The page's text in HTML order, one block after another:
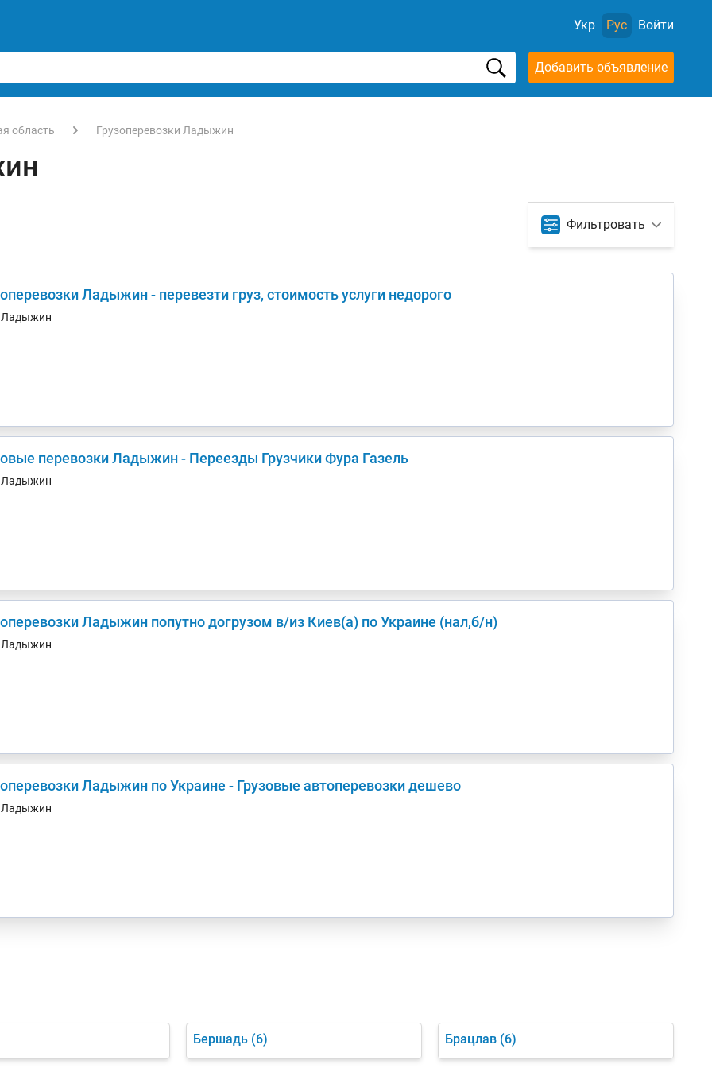
Укр Рус Войти
Добавить объявление
область Грузоперевозки Ладыжин
Фильтровать
Ладыжин - перевезти груз, стоимость услуги недорого
Ладыжин
перевозки Ладыжин - Переезды Грузчики Фура Газель
Ладыжин
Грузоперевозки Ладыжин попутно догрузом в/из Киев(а) по Украине (нал,б/н)
Ладыжин
Ладыжин по Украине - Грузовые автоперевозки дешево
Ладыжин
Бершадь (6) Брацлав (6)